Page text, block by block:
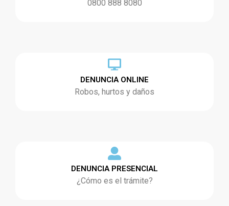
0800 888 8080
DENUNCIA ONLINE
Robos, hurtos y daños
DENUNCIA PRESENCIAL
¿Cómo es el trámite?